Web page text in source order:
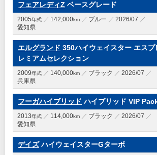
フェアレディZ ベースグレード
2005年式 142,000km ブルー
2026/07
愛知県
エルグランド 350ハイウェイスター エス
レミアムセレクション
2009年式 140,000km ブラック
2026/07
兵庫県
フーガハイブリッド ハイブリッド VIP
2013年式 114,000km ブラック
2026/07
愛知県
デイズハイウェイスターGターボ